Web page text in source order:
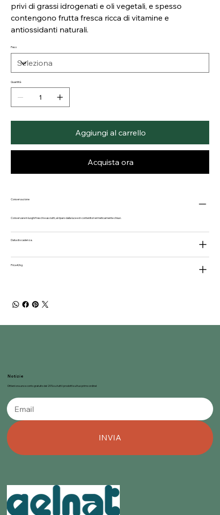
privi di grassi idrogenati e oli vegetali, e spesso
contengono frutta fresca ricca di vitamine e
antiossidanti naturali.
Peso
Quantità
Aggiungi al carrello
Acquista ora
Conservazione
Conservare in luoghi freschi e asciutti, al riparo dalla luce e in contenitori ermeticamente chiusi.
Data di scadenza.
Price €/kg
Notizie
Ottieni ora uno sconto gratuito del 20% su tutti i prodotti sul tuo primo ordine!
INVIA